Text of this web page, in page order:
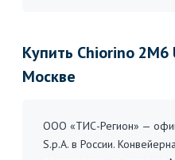
Купить Chiorino 2M6
Москве
ООО «ТИС-Регион» —
S.p.A. в России.